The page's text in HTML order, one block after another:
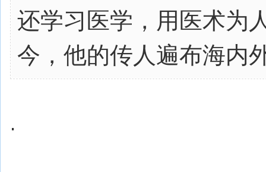
还学习医学，用医术为
今，他的传人遍布海内
.